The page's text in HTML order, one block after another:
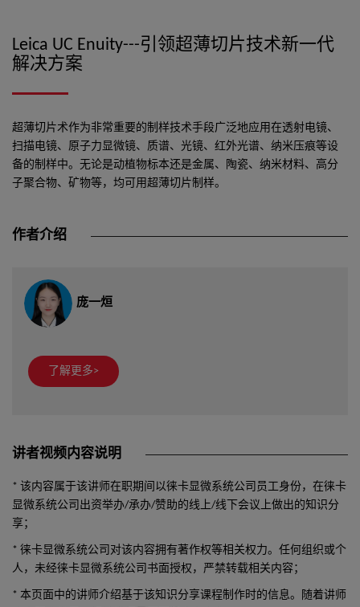
Leica UC Enuity---引领超薄切片技术新一代
解决方案
超薄切片术作为非常重要的制样技术手段广泛地应用在透射电镜、
扫描电镜、原子力显微镜、质谱、光镜、红外光谱、纳米压痕等设
备的制样中。无论是动植物标本还是金属、陶瓷、纳米材料、高分
子聚合物、矿物等，均可用超薄切片制样。
作者介绍
庞一烜
了解更多>
讲者视频内容说明
* 该内容属于该讲师在职期间以徕卡显微系统公司员工身份，在徕卡
显微系统公司出资举办/承办/赞助的线上/线下会议上做出的知识分
享；
* 徕卡显微系统公司对该内容拥有著作权等相关权力。任何组织或个
人，未经徕卡显微系统公司书面授权，严禁转载相关内容；
* 本页面中的讲师介绍基于该知识分享课程制作时的信息。随着讲师